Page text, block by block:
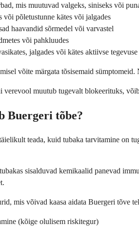
mis muutuvad valgeks, siniseks või
või põletustunne kätes või jalgades
haavandid sõrmedel või varvastel
või pahkluudes
jalgades või kätes aktiivse tegevuse
võite märgata tõsisemaid
muutub tugevalt blokeerituks,
Buergeri tõbe?
teada, kuid tubaka tarvitamine on
sisalduvad kemikaalid panevad
mis võivad kaasa aidata Buergeri tõve
(kõige olulisem riskitegur)